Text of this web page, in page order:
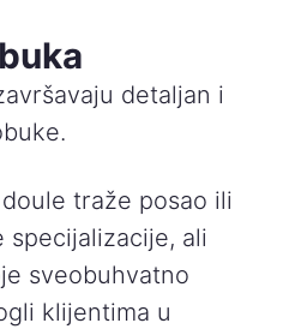
detaljan i
traže posao ili
ali
sveobuhvatno
klijentima u